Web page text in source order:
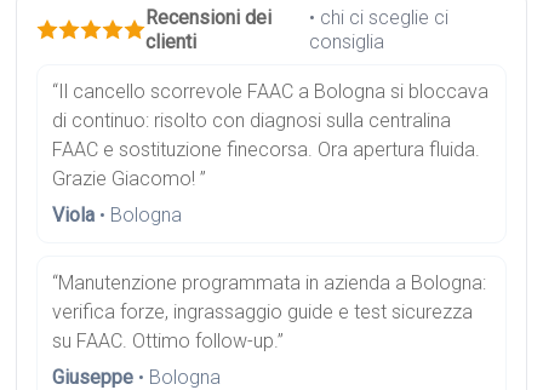
Recensioni dei
clienti
• chi ci sceglie ci
consiglia
“Il cancello scorrevole FAAC a Bologna si bloccava
di continuo: risolto con diagnosi sulla centralina
FAAC e sostituzione finecorsa. Ora apertura fluida.
Grazie Giacomo! ”
Viola • Bologna
“Manutenzione programmata in azienda a Bologna:
verifica forze, ingrassaggio guide e test sicurezza
su FAAC. Ottimo follow-up.”
Giuseppe • Bologna